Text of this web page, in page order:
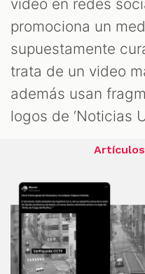
video en redes
promociona un
supuestamente
trata de un video
además usan
logos de ‘Noticias